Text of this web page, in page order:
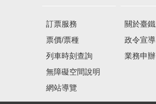
訂票服務
票價/票種
列車時刻查詢
無障礙空間說明
網站導覽
關於臺鐵
政令宣導
業務申辦